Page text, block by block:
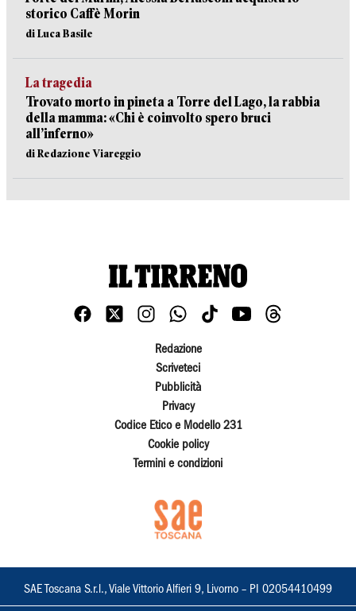
storico Caffè Morin
di Luca Basile
La tragedia
Trovato morto in pineta a Torre del Lago, la rabbia
della mamma: «Chi è coinvolto spero bruci
all’inferno»
di Redazione Viareggio
Redazione
Scriveteci
Pubblicità
Privacy
Codice Etico e Modello 231
Cookie policy
Termini e condizioni
SAE Toscana S.r.l., Viale Vittorio Alfieri 9, Livorno – PI 02054410499